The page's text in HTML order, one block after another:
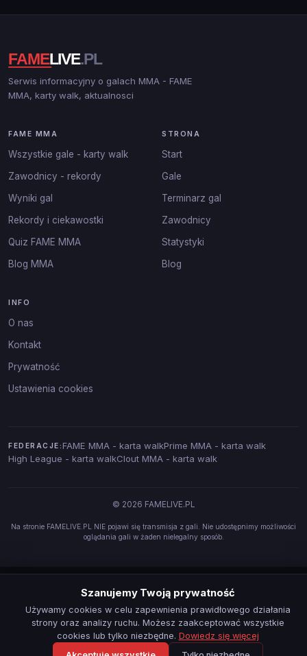
Serwis informacyjny o galach MMA - FAME
MMA, karty walk, aktualnosci
FAME MMA
Wszystkie gale - karty walk
Zawodnicy - rekordy
Wyniki gal
Rekordy i ciekawostki
Quiz FAME MMA
Blog MMA
STRONA
Start
Gale
Terminarz gal
Zawodnicy
Statystyki
Blog
INFO
O nas
Kontakt
Prywatność
Ustawienia cookies
FEDERACJE: FAME MMA - karta walkPrime MMA - karta walk
High League - karta walkClout MMA - karta walk
© 2026 FAMELIVE.PL
Na stronie FAMELIVE.PL NIE pojawi się transmisja z gali. Nie udostępnimy możliwości
oglądania gali w żaden nielegalny sposób.
Szanujemy Twoją prywatność
Używamy cookies w celu zapewnienia prawidłowego działania
strony oraz analizy ruchu. Możesz zaakceptować wszystkie
cookies lub tylko niezbędne. Dowiedz się więcej